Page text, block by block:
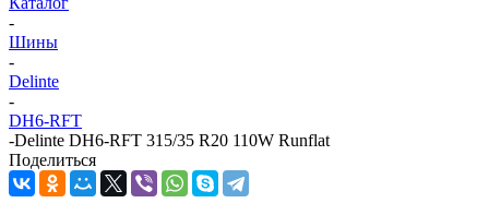
-
Шины
-
Delinte
-
DH6-RFT
-Delinte DH6-RFT 315/35 R20 110W Runflat
Поделиться